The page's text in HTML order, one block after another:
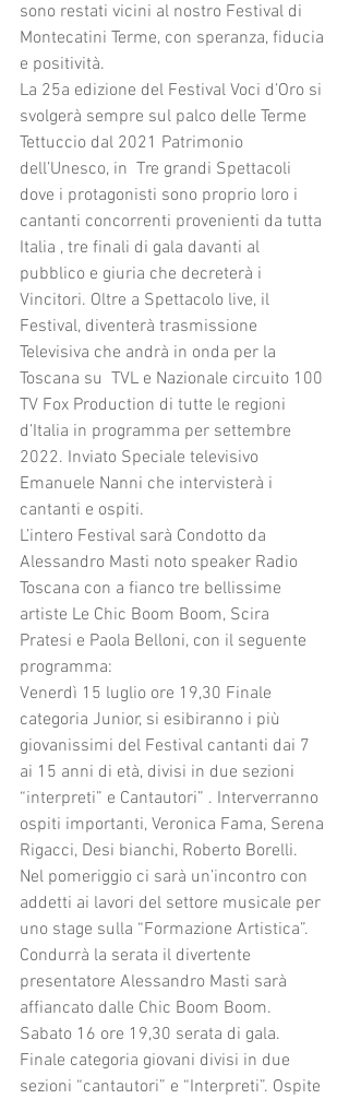
sono restati vicini al nostro Festival di
Montecatini Terme, con speranza, fiducia
e positività.
La 25a edizione del Festival Voci d’Oro si
svolgerà sempre sul palco delle Terme
Tettuccio dal 2021 Patrimonio
dell’Unesco, in  Tre grandi Spettacoli
dove i protagonisti sono proprio loro i
cantanti concorrenti provenienti da tutta
Italia , tre finali di gala davanti al
pubblico e giuria che decreterà i
Vincitori. Oltre a Spettacolo live, il
Festival, diventerà trasmissione
Televisiva che andrà in onda per la
Toscana su  TVL e Nazionale circuito 100
TV Fox Production di tutte le regioni
d’Italia in programma per settembre
2022. Inviato Speciale televisivo
Emanuele Nanni che intervisterà i
cantanti e ospiti.
L’intero Festival sarà Condotto da
Alessandro Masti noto speaker Radio
Toscana con a fianco tre bellissime
artiste Le Chic Boom Boom, Scira
Pratesi e Paola Belloni, con il seguente
programma:
Venerdì 15 luglio ore 19,30 Finale
categoria Junior, si esibiranno i più
giovanissimi del Festival cantanti dai 7
ai 15 anni di età, divisi in due sezioni
“interpreti” e Cantautori” . Interverranno
ospiti importanti, Veronica Fama, Serena
Rigacci, Desi bianchi, Roberto Borelli.
Nel pomeriggio ci sarà un’incontro con
addetti ai lavori del settore musicale per
uno stage sulla “Formazione Artistica”.
Condurrà la serata il divertente
presentatore Alessandro Masti sarà
affiancato dalle Chic Boom Boom.
Sabato 16 ore 19,30 serata di gala.
Finale categoria giovani divisi in due
sezioni “cantautori” e “Interpreti”. Ospite